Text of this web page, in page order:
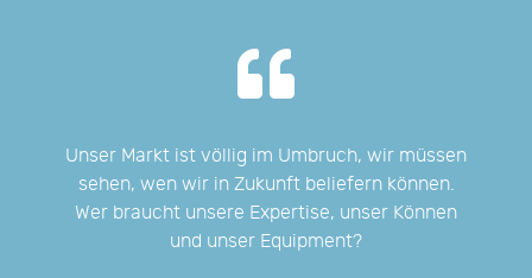
Unser Markt ist völlig im Umbruch, wir müssen
sehen, wen wir in Zukunft beliefern können.
Wer braucht unsere Expertise, unser Können
und unser Equipment?